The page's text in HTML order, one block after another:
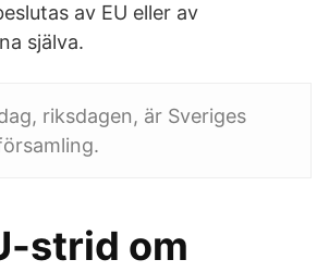
av EU eller av
själva.
riksdagen, är Sveriges
strid om